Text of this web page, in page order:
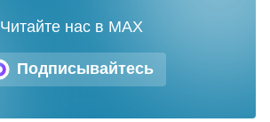
Подписывайтесь
Читайте нас в MAX